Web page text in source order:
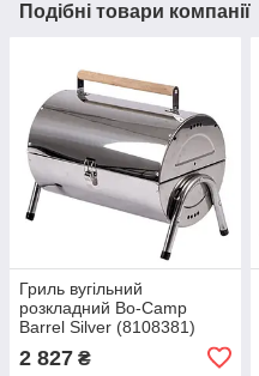
Подібні товари компанії
Гриль вугільний
розкладний Bo-Camp
Barrel Silver (8108381)
2 827 ₴